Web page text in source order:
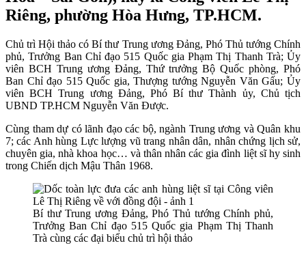
Riêng, phường Hòa Hưng, TP.HCM.
Chủ trì Hội thảo cóBí thư Trung ương Đảng, Phó Thủ tướng Chính
phủ, Trưởng Ban Chỉ đạo 515 Quốc gia Phạm Thị Thanh Trà; Ủy
viên BCH Trung ương Đảng, Thứ trưởng Bộ Quốc phòng, Phó
Ban Chỉ đạo 515 Quốc gia,Thượng tướng Nguyễn Văn Gấu;Ủy
viên BCH Trung ương Đảng, Phó Bí thư Thành ủy, Chủ tịch
UBND TP.HCM Nguyễn Văn Được.
Cùng tham dự có lãnh đạo các bộ, ngành Trung ương và Quân khu
7; các Anh hùng Lực lượng vũ trang nhân dân, nhân chứng lịch sử,
chuyên gia, nhà khoa học… và thân nhân các gia đình liệt sĩ hy sinh
trong Chiến dịch Mậu Thân 1968.
Bí thư Trung ương Đảng, Phó Thủ tướng Chính phủ,
Trưởng Ban Chỉ đạo 515 Quốc gia Phạm Thị Thanh
Trà cùng các đại biểu chủ trì hội thảo